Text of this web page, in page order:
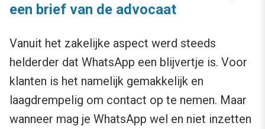
een brief van de advocaat
Vanuit het zakelijke aspect werd steeds
helderder dat WhatsApp een blijvertje is. Voor
klanten is het namelijk gemakkelijk en
laagdrempelig om contact op te nemen. Maar
wanneer mag je WhatsApp wel en niet inzetten